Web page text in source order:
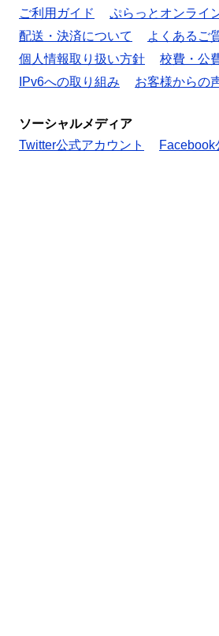
ご利用ガイド
ぷらっとオンライ
配送・決済について
よくあるご
個人情報取り扱い方針
校費・公
IPv6への取り組み
お客様からの
ソーシャルメディア
Twitter公式アカウント
Facebook